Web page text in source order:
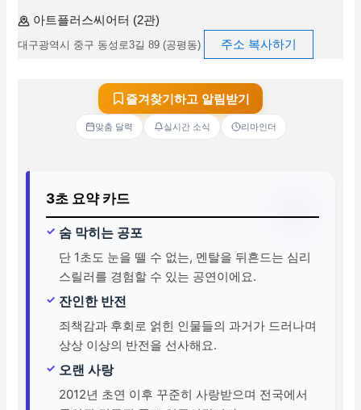
아트플러스씨어터 (2관)
대구광역시 중구 동성로3길 89 (공평동) 주소 복사하기
즐겨찾기하고 알림받기
맞춤 달력 실시간 소식 리마인더
3초 요약 카드
숨 막히는 공포
단 1초도 눈을 뗄 수 없는, 멘탈을 뒤흔드는 심리
스릴러를 경험할 수 있는 공연이에요.
잔인한 반전
죄책감과 후회로 얽힌 인물들의 과거가 드러나며
상상 이상의 반전을 선사해요.
오랜 사랑
2012년 초연 이후 꾸준히 사랑받으며 전국에서